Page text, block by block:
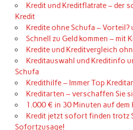
Kredit und Kreditflatrate – der
Kredit
Kredite ohne Schufa – Vorteil?
Schnell zu Geld kommen – mit
Kredite und Kreditvergleich
Kreditauswahl und Kreditinfo
Schufa
Kredithilfe – Immer Top
Kreditarten – verschaffen Sie
1.000 € in 30 Minuten auf dem
Kredit jetzt sofort finden trotz
Sofortzusage!